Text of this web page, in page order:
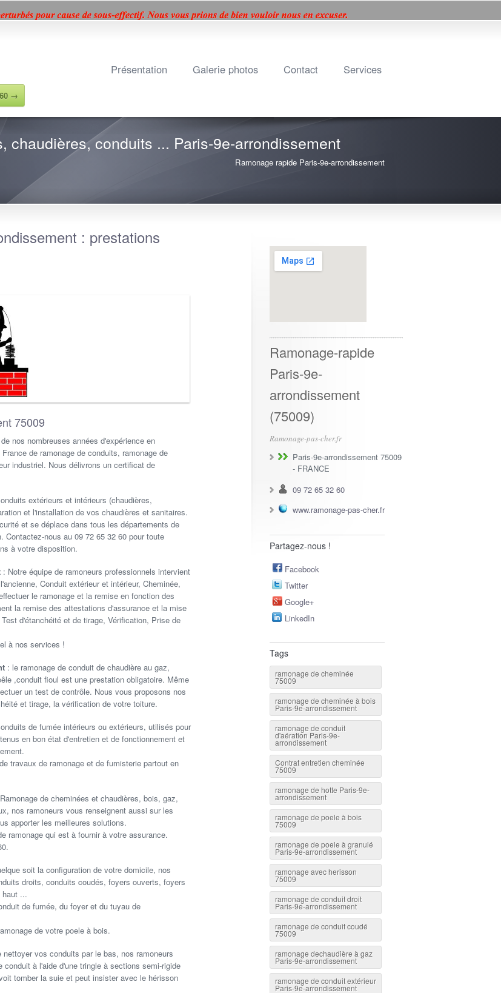
Google+ Facebook
→
Présentation Galerie photos Contact Services
chaudières, conduits ... Paris-9e-arrondissement
Ramonage rapide Paris-9e-arrondissement
: prestations
75009
nos nombreuses années d'expérience en
de ramonage de conduits, ramonage de
industriel. Nous délivrons un certificat de
extérieurs et intérieurs (chaudières,
et l'installation de vos chaudières et sanitaires.
et se déplace dans tous les départements de
Contactez-nous au 09 72 65 32 60 pour toute
à votre disposition.
: Notre équipe de ramoneurs professionnels intervient
Conduit extérieur et intérieur, Cheminée,
le ramonage et la remise en fonction des
la remise des attestations d'assurance et la mise
d'étanchéité et de tirage, Vérification, Prise de
à nos services !
: le ramonage de conduit de chaudière au gaz,
,conduit fioul est une prestation obligatoire. Même
un test de contrôle. Nous vous proposons nos
et tirage, la vérification de votre toiture.
de fumée intérieurs ou extérieurs, utilisés pour
en bon état d'entretien et de fonctionnement et
travaux de ramonage et de fumisterie partout en
de cheminées et chaudières, bois, gaz,
nos ramoneurs vous renseignent aussi sur les
apporter les meilleures solutions.
ramonage qui est à fournir à votre assurance.
soit la configuration de votre domicile, nos
droits, conduits coudés, foyers ouverts, foyers
haut ...
de fumée, du foyer et du tuyau de
de votre poele à bois.
nettoyer vos conduits par le bas, nos ramoneurs
à l'aide d'une tringle à sections semi-rigide
tomber la suie et peut insister avec le hérisson
Ramonage-rapide
Paris-9e-
arrondissement
(75009)
Ramonage-pas-cher.fr
Paris-9e-arrondissement 75009
- FRANCE
09 72 65 32 60
www.ramonage-pas-cher.fr
Partagez-nous !
Facebook
Twitter
Google+
LinkedIn
Tags
ramonage de cheminée
75009
ramonage de cheminée à bois
Paris-9e-arrondissement
ramonage de conduit
d'aération Paris-9e-
arrondissement
Contrat entretien cheminée
75009
ramonage de hotte Paris-9e-
arrondissement
ramonage de poele à bois
75009
ramonage de poele à granulé
Paris-9e-arrondissement
ramonage avec herisson
75009
ramonage de conduit droit
Paris-9e-arrondissement
ramonage de conduit coudé
75009
ramonage dechaudière à gaz
Paris-9e-arrondissement
ramonage de conduit extérieur
Paris-9e-arrondissement